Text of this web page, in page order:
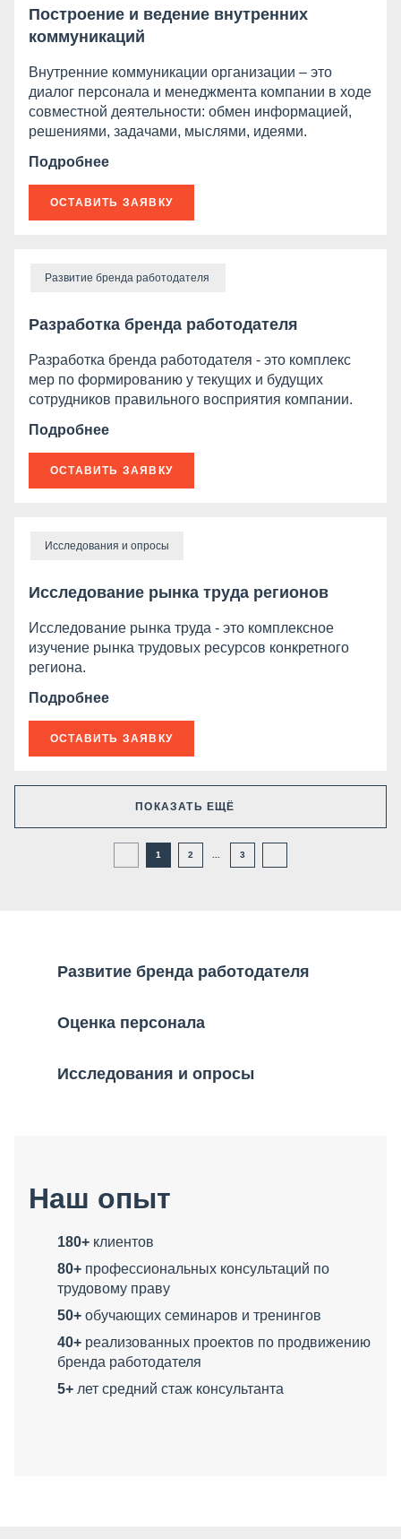
Построение и ведение внутренних
коммуникаций
Внутренние коммуникации организации – это
диалог персонала и менеджмента компании в ходе
совместной деятельности: обмен информацией,
решениями, задачами, мыслями, идеями.
Подробнее
ОСТАВИТЬ ЗАЯВКУ
Развитие бренда работодателя
Разработка бренда работодателя
Разработка бренда работодателя - это комплекс
мер по формированию у текущих и будущих
сотрудников правильного восприятия компании.
Подробнее
ОСТАВИТЬ ЗАЯВКУ
Исследования и опросы
Исследование рынка труда регионов
Исследование рынка труда - это комплексное
изучение рынка трудовых ресурсов конкретного
региона.
Подробнее
ОСТАВИТЬ ЗАЯВКУ
ПОКАЗАТЬ ЕЩЁ
1 2 3
Развитие бренда работодателя
Оценка персонала
Исследования и опросы
Наш опыт
180+ клиентов
80+ профессиональных консультаций по
трудовому праву
50+ обучающих семинаров и тренингов
40+ реализованных проектов по продвижению
бренда работодателя
5+ лет средний стаж консультанта